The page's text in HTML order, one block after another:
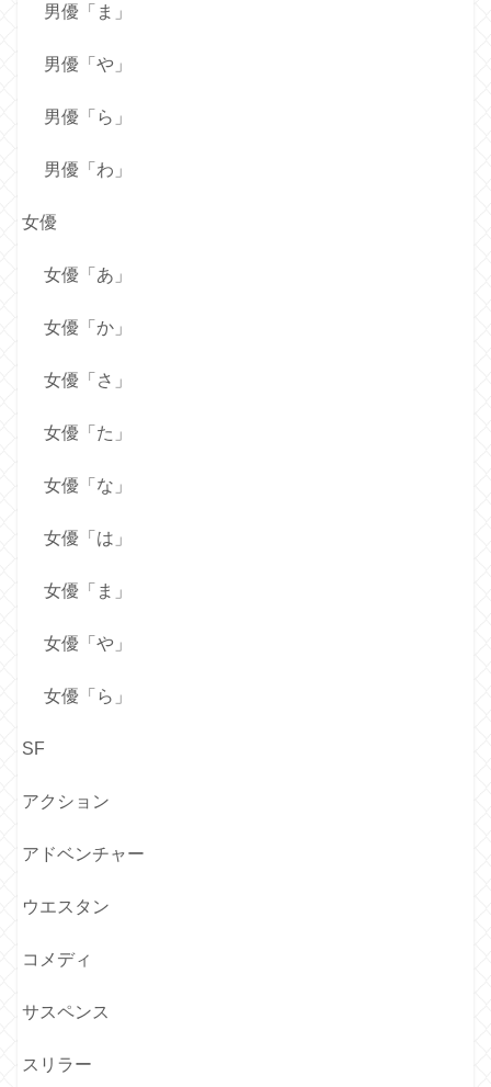
男優「ま」
男優「や」
男優「ら」
男優「わ」
女優
女優「あ」
女優「か」
女優「さ」
女優「た」
女優「な」
女優「は」
女優「ま」
女優「や」
女優「ら」
SF
アクション
アドベンチャー
ウエスタン
コメディ
サスペンス
スリラー